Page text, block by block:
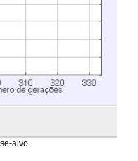
alvo.